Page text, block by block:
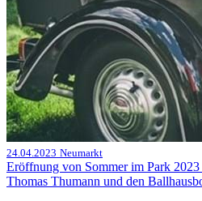
24.04.2023 Neumarkt
Eröffnung von Sommer im Park
Thomas Thumann und den